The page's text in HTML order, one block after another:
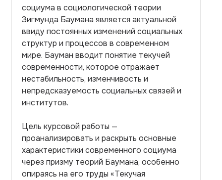
социума в социологической теории
Зигмунда Баумана является актуальной
ввиду постоянных изменений социальных
структур и процессов в современном
мире. Бауман вводит понятие текучей
современности, которое отражает
нестабильность, изменчивость и
непредсказуемость социальных связей и
институтов.
Цель курсовой работы —
проанализировать и раскрыть основные
характеристики современного социума
через призму теорий Баумана, особенно
опираясь на его труды «Текучая